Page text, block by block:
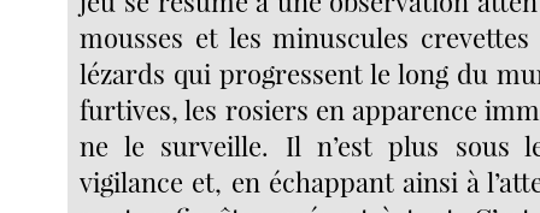
mousses et les minuscules
lézards qui progressent le long du
furtives, les rosiers en apparence
ne le surveille. Il n’est plus sous
vigilance et, en échappant ainsi à